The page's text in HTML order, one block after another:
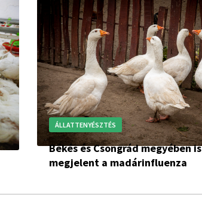
ÁLLATTENYÉSZTÉS
Békés és Csongrád megyében is
megjelent a madárinfluenza